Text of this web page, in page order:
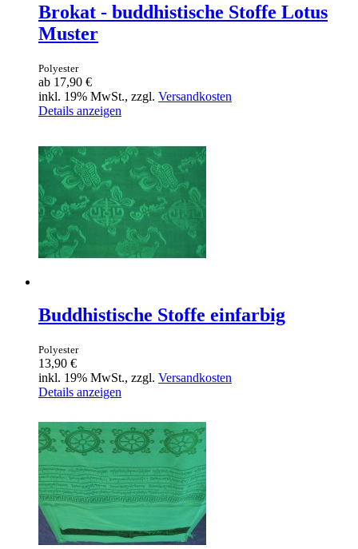
Brokat - buddhistische Stoffe Lotus
Muster
Polyester
ab 17,90 €
inkl. 19% MwSt., zzgl. Versandkosten
Details anzeigen
Buddhistische Stoffe einfarbig
Polyester
13,90 €
inkl. 19% MwSt., zzgl. Versandkosten
Details anzeigen